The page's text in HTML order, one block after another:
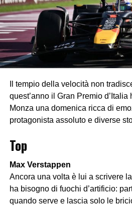
Il tempio della velocità non
quest’anno il Gran Premio
Monza una domenica ricca di
protagonista assoluto e diverse
Top
Max Verstappen
Ancora una volta è lui a scrivere
ha bisogno di fuochi d’artificio:
quando serve e lascia solo le